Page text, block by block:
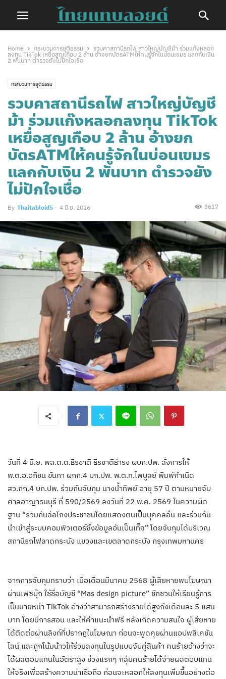
Home กระบวนการยุติธรรม
รวบคาสถานีรถไฟ สาวใหญ่บัญชีม้า ร่วมแก๊งหลอก
ลงทุน TikTok เหยื่อสูญเกือบ 2 ล้าน อ้างยกบัตรATMให้คนรู้จักในบ่อนเขมร แลกกับเงิน
2 พันบาท ตำรวจยังไม่ปักใจเชื่อ
กระบวนการยุติธรรม
รวบคาสถานีรถไฟ สาวใหญ่บัญชี
ม้า ร่วมแก๊งหลอกลงทุน TikTok
เหยื่อสูญเกือบ 2 ล้าน อ้างยก
บัตรATMให้คนรู้จักในบ่อนเขมร
แลกกับเงิน 2 พันบาท ตำรวจยัง
ไม่ปักใจเชื่อ
By Thaitabloid5 - 4 มิ.ย. 2026 3617
วันที่ 4 มิ.ย. พล.ต.ต.ธีรชาติ ธีรชาติธำรง ผบก.ปพ. สั่งการให้
พ.ต.อ.อภิชน ขันกา ผกก.4 บก.ปพ. พ.ต.ท.ไพบูลย์ พิมพ์กำเนิด
สว.กก.4 บก.ปพ. ร่วมกันจับกุม นางน้ำทิพย์ อายุ 57 ปี ตามหมายจับ
ศาลอาญาธนบุรี ที่ 590/2569 ลงวันที่ 22 พ.ค. 2569 ในความผิด
ฐาน “ร่วมกันฉ้อโกงประชาชนโดยแสดงตนเป็นบุคคลอื่น และร่วมกัน
นำเข้าสู่ระบบคอมพิวเตอร์ซึ่งข้อมูลอันเป็นเท็จ” โดยจับกุมได้บริเวณ
สถานีรถไฟลาดกระบัง แขวงและเขตลาดกระบัง กรุงเทพมหานคร
จากการจับกุมทราบว่า เมื่อเดือนมีนาคม 2568 ผู้เสียหายพบโฆษณา
ผ่านเฟซบุ๊ก ใช้ชื่อบัญชี “Mas design picture” ชักชวนให้เรียนรู้การ
เป็นนายหน้า TikTok อ้างว่าสามารถสร้างรายได้สูงถึงเดือนละ 5 แสน
บาท โดยมีการสอน และให้คำแนะนำฟรี หลังเกิดความสนใจ ผู้เสียหาย
ได้ติดต่อผ่านลิงก์ที่ปรากฏในโฆษณา ก่อนจะพูดคุยผ่านแอปพลิเคชัน
ไลน์ และถูกโน้มน้าวให้ร่วมลงทุนในรูปแบบจับคู่สินค้า คนร้ายอ้างว่าจะ
ได้ผลตอบแทนในอัตราสูง ช่วงแรกๆ กลุ่มคนร้ายได้จ่ายผลตอบแทน
ให้จริงเพื่อสร้างความน่าเชื่อถือ ก่อนจะหลอกให้ลงทุนเพิ่มขึ้นอย่างต่อ